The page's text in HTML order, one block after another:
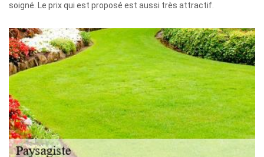
soigné. Le prix qui est proposé est aussi très attractif.